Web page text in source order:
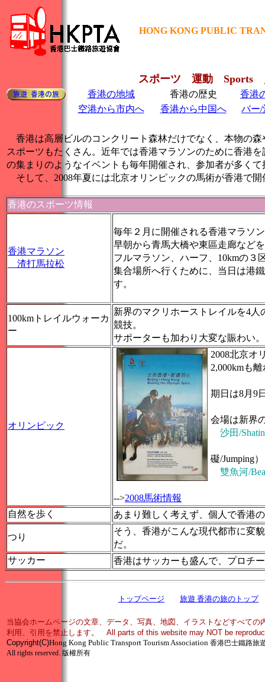
HONG KONG PUBLIC
スポーツ 運動 Sports
香港の地域 香港の歴史
香港
空港から市内へ
香港から中国へ バー/
香港は高層ビルのコンクリート森林だけでなく、本物の
スポーツもたくさん。近年では香港マラソンのために香港
の集まりのようなイベントも毎年開催され、参加者が多く
そして、2008年夏には北京オリンピックの馬術が香港で開
香港のスポーツ情報
香港マラソン
渣打馬拉松
毎年２月に開催される香港マラソ
早朝から青馬大橋や東區走廊など
フルマラソン、ハーフ、10kmの３
集合場所へ行くために、当日は港
す。
100kmトレイルウォーカ
ー
新界のマクリホーストレイルを4
競技。
サポーターも加わり大変な賑わい
オリンピック
2008北京オ
2,000kmも
期日は8月9
会場は新界
沙田/Shatin
礙/Jumping）
雙魚河/
-->2008馬術情報
自然を歩く
あまり難しく考えず、個人で香港
つり
そう、香港がこんな現代都市に変
だ。
サッカー
香港はサッカーも盛んで、プロチ
トップページ 旅遊 香港の旅のトップ
当協会ホームページの文章、データ、写真、地図、イラストなどすべて
利用、引用を禁止します。 All parts of this website may NOT be
Copyright(C)Hong Kong Public Transport Tourism Association 香港巴士鐵路旅
All rights reserved. 版權所有